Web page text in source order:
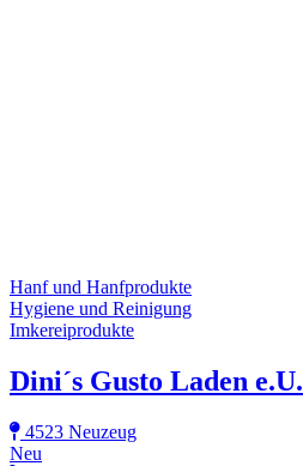
Hanf und Hanfprodukte
Hygiene und Reinigung
Imkereiprodukte
Dini´s Gusto Laden e.U.
4523 Neuzeug
Neu